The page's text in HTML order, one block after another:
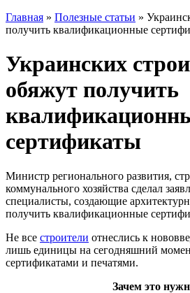
Главная » Полезные статьи »
получить квалификационные
Украинских
обяжут получить
сертификаты
Министр регионального развития,
коммунального хозяйства сделал
специалисты, создающие
получить квалификационные
Не все строители отнеслись к
лишь единицы на сегодняшний
сертификатами и печатями.
Зачем это